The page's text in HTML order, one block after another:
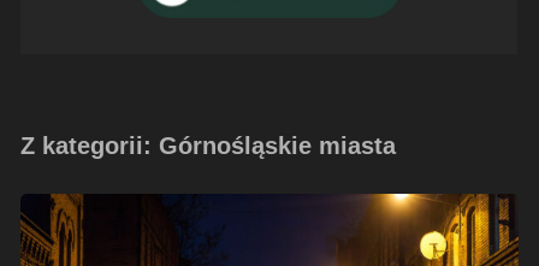
Z kategorii: Górnośląskie miasta
Załęże